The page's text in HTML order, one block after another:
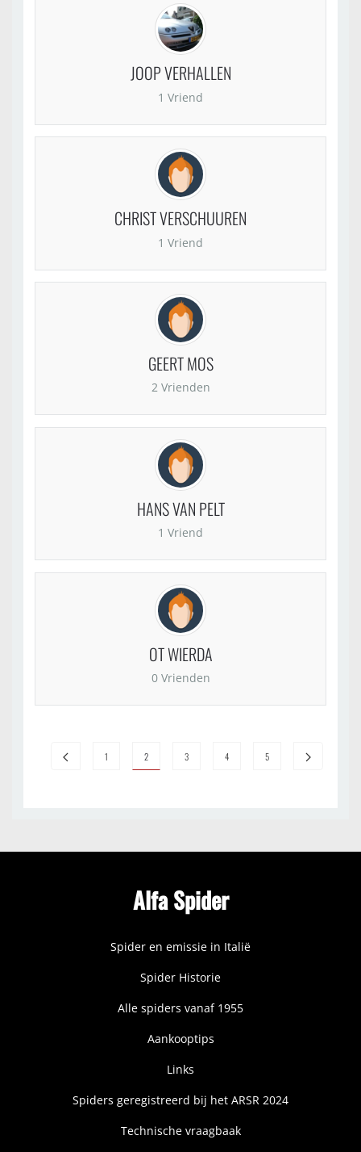
JOOP VERHALLEN
1 Vriend
CHRIST VERSCHUUREN
1 Vriend
GEERT MOS
2 Vrienden
HANS VAN PELT
1 Vriend
OT WIERDA
0 Vrienden
1 2 3 4 5
Alfa Spider
Spider en emissie in Italië
Spider Historie
Alle spiders vanaf 1955
Aankooptips
Links
Spiders geregistreerd bij het ARSR 2024
Technische vraagbaak